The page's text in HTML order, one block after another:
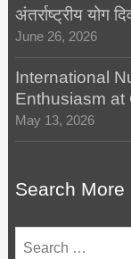
अंतर्राष्ट्रीय
June 26, 2026
International
Enthusiasm at
May 13, 2026
Search More